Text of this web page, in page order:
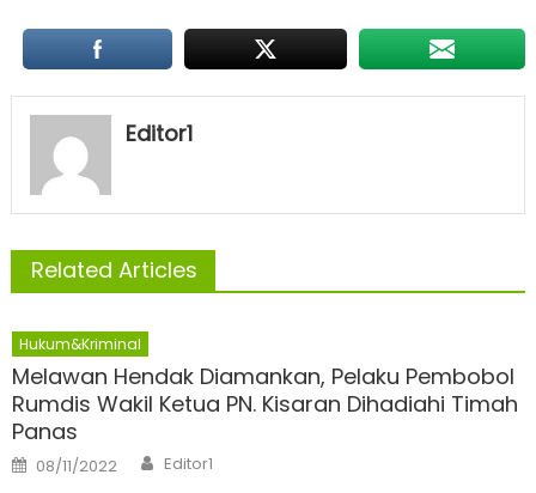
Editor1
Related Articles
Hukum&Kriminal
Melawan Hendak Diamankan, Pelaku Pembobol
Rumdis Wakil Ketua PN. Kisaran Dihadiahi Timah
Panas
Posted
on
08/11/2022 Author
Editor1